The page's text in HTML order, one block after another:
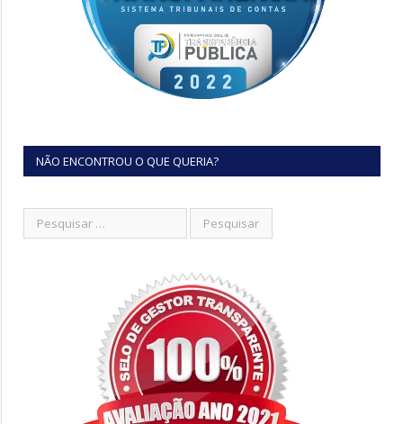
NÃO ENCONTROU O QUE QUERIA?